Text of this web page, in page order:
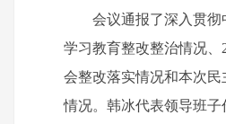
会议通报了深入贯彻
学习教育整改整治情况、
会整改落实情况和本次
情况。韩冰代表领导班